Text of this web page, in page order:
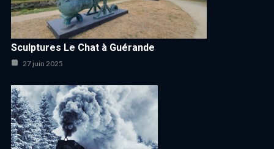
Sculptures Le Chat à Guérande
27 juin 2025